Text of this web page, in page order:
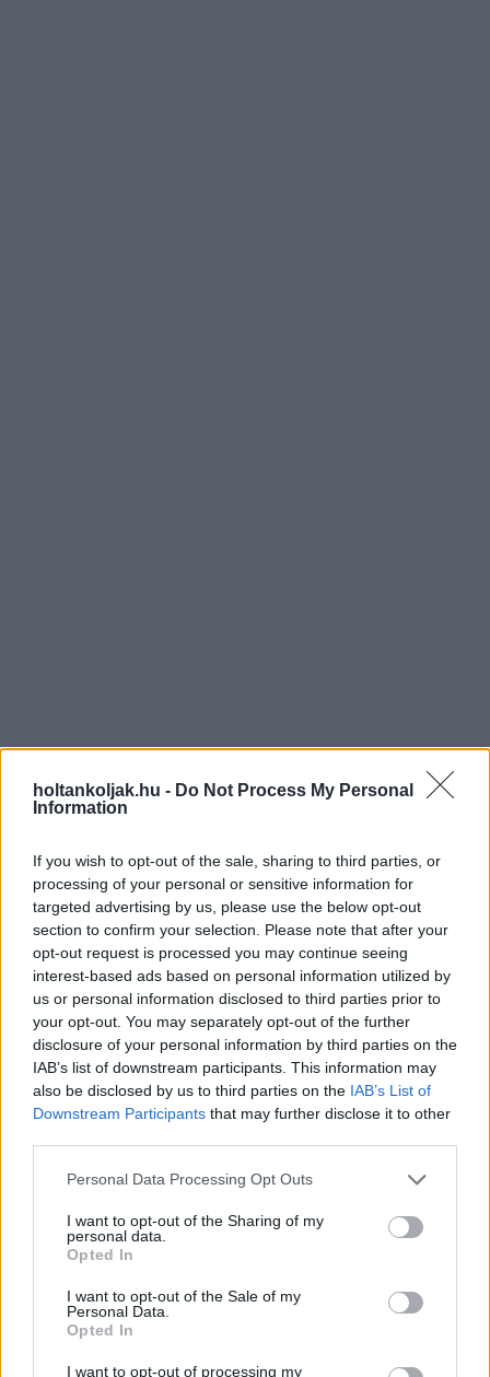
holtankoljak.hu - Do Not Process My Personal
Information
If you wish to opt-out of the sale, sharing to third parties, or
processing of your personal or sensitive information for
targeted advertising by us, please use the below opt-out
section to confirm your selection. Please note that after your
opt-out request is processed you may continue seeing
interest-based ads based on personal information utilized by
us or personal information disclosed to third parties prior to
your opt-out. You may separately opt-out of the further
disclosure of your personal information by third parties on the
IAB’s list of downstream participants. This information may
also be disclosed by us to third parties on the IAB’s List of
Downstream Participants that may further disclose it to other
Please note that this website/app uses one or more Google
not limited to your visit or usage behaviour. You may click to
grant or deny consent to Google and its third-party tags to
use your data for below specified purposes in below Google
consent section.
Personal Data Processing Opt Outs
I want to opt-out of the Sharing of my
personal data.
Opted In
I want to opt-out of the Sale of my
Personal Data.
Opted In
I want to opt-out of processing my